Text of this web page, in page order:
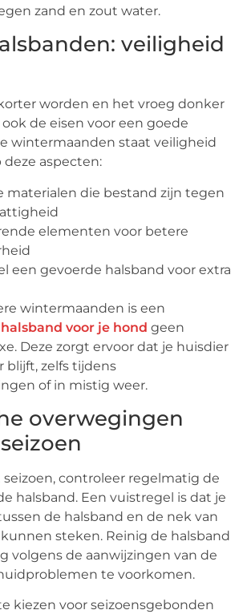
zand en zout water.
veiligheid
worden en het vroeg donker
ook de eisen voor een goede
wintermaanden staat veiligheid
deze aspecten:
materialen die bestand zijn tegen
elementen voor betere
een gevoerde halsband voor extra
wintermaanden is een
voor je hond geen
Deze zorgt ervoor dat je huisdier
blijft, zelfs tijdens
of in mistig weer.
overwegingen
controleer regelmatig de
halsband. Een vuistregel is dat je
de halsband en de nek van
steken. Reinig de halsband
volgens de aanwijzingen van de
te voorkomen.
kiezen voor seizoensgebonden